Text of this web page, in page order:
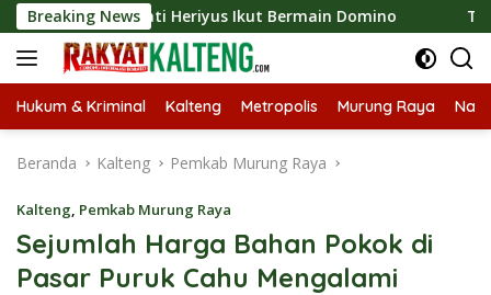
Langsung
ke
konten
Breaking News
Bupati Heriyus Ikut Bermain Domino Tekan
Hukum & Kriminal Kalteng Metropolis Murung Raya
Beranda Kalteng Pemkab Murung Raya
Kalteng, Pemkab Murung Raya
Sejumlah Harga Bahan Pokok di
Pasar Puruk Cahu Mengalami